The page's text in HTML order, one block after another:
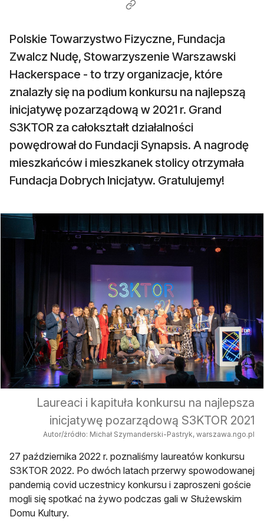
Polskie Towarzystwo Fizyczne, Fundacja
Zwalcz Nudę, Stowarzyszenie Warszawski
Hackerspace - to trzy organizacje, które
znalazły się na podium konkursu na najlepszą
inicjatywę pozarządową w 2021 r. Grand
S3KTOR za całokształt działalności
powędrował do Fundacji Synapsis. A nagrodę
mieszkańców i mieszkanek stolicy otrzymała
Fundacja Dobrych Inicjatyw. Gratulujemy!
Laureaci i kapituła konkursu na najlepsza
inicjatywę pozarządową S3KTOR 2021
Autor/źródło: Michał Szymanderski-Pastryk, warszawa.ngo.pl
27 października 2022 r. poznaliśmy laureatów konkursu
S3KTOR 2022. Po dwóch latach przerwy spowodowanej
pandemią covid uczestnicy konkursu i zaproszeni goście
mogli się spotkać na żywo podczas gali w Służewskim
Domu Kultury.